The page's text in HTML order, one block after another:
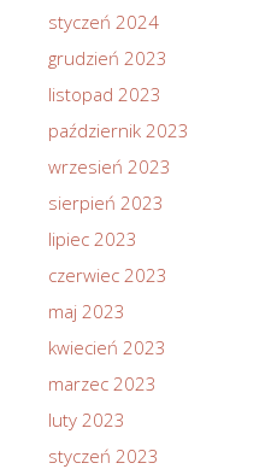
styczeń 2024
grudzień 2023
listopad 2023
październik 2023
wrzesień 2023
sierpień 2023
lipiec 2023
czerwiec 2023
maj 2023
kwiecień 2023
marzec 2023
luty 2023
styczeń 2023